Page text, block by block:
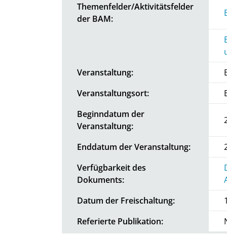
Themenfelder/Aktivitätsfelder
der BAM:
Veranstaltung:
Veranstaltungsort:
Beginndatum der
Veranstaltung:
Enddatum der Veranstaltung:
Verfügbarkeit des
Dokuments:
Datum der Freischaltung:
Referierte Publikation: